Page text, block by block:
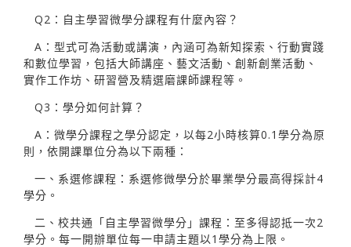
Q2：自主學習微學分課程有什麼內容？
A：型式可為活動或講演，內涵可為新知探索、行動實踐
和數位學習，包括大師講座、藝文活動、創新創業活動、
實作工作坊、研習營及精選磨課師課程等。
Q3：學分如何計算？
A：微學分課程之學分認定，以每2小時核算0.1學分為原
則，依開課單位分為以下兩種：
一、系選修課程：系選修微學分於畢業學分最高得採計4
學分。
二、校共通「自主學習微學分」課程：至多得認抵一次2
學分。每一開辦單位每一申請主題以1學分為上限。